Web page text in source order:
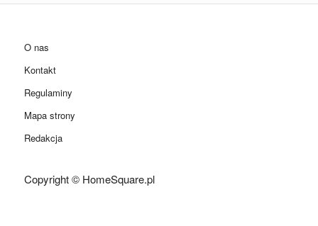
O nas
Kontakt
Regulaminy
Mapa strony
Redakcja
Copyright © HomeSquare.pl